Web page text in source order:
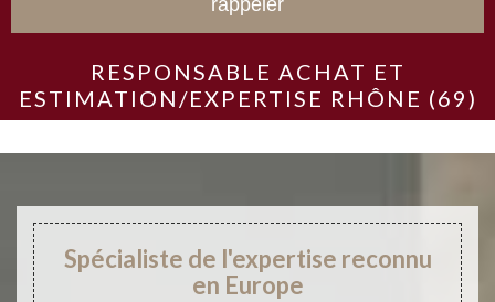
RESPONSABLE ACHAT ET
ESTIMATION/EXPERTISE RHÔNE (69)
Spécialiste de l'expertise reconnu
en Europe